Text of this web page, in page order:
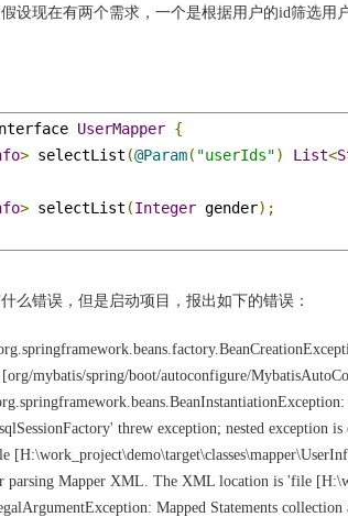
设现在有两个需求，一个是根据用户的id筛选用
UserMapper {
> selectList (@Param( "userIds") List<
> selectList (Integer gender);
么错误，但是启动项目，报出如下的错误：
[org/mybatis/spring/boot/autoconfigure/
threw exception; nested exception
parsing Mapper XML. The XML location is 'file
Mapped Statements